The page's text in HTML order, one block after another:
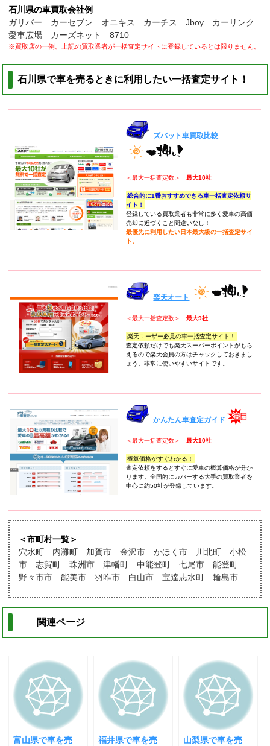
石川県の車買取会社例
ガリバー カーセブン オニキス カーチス Jboy カーリンク
愛車広場 カーズネット 8710
※買取店の一例。上記の買取業者が一括査定サイトに登録しているとは限りません。
石川県で車を売るときに利用したい一括査定サイト！
ズバット車買取比較
＜最大一括査定数＞最大10社
総合的に1番おすすめできる車一括査定依頼サ
イト！
登録している買取業者も非常に多く愛車の高価
売却に近づくこと間違いなし！
最優先に利用したい日本最大級の一括査定サイ
ト。
楽天オート
＜最大一括査定数＞最大9社
楽天ユーザー必見の車一括査定サイト！
査定依頼だけでも楽天スーパーポイントがもら
えるので楽天会員の方はチャックしておきまし
ょう。非常に使いやすいサイトです。
かんたん車査定ガイド
＜最大一括査定数＞最大10社
概算価格がすぐわかる！
査定依頼をするとすぐに愛車の概算価格が分か
ります。全国的にカバーする大手の買取業者を
中心に約50社が登録しています。
＜市町村一覧＞
穴水町 内灘町 加賀市 金沢市 かほく市 川北町 小松
市 志賀町 珠洲市 津幡町 中能登町 七尾市 能登町
野々市市 能美市 羽咋市 白山市 宝達志水町 輪島市
関連ページ
富山県で車を売
福井県で車を売
山梨県で車を売